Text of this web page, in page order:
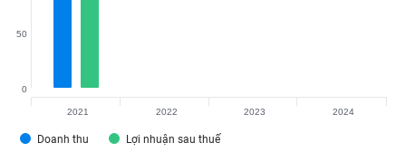
Doanh thu Lợi nhuận sau thuế
0
50
2021 2022 2023 2024
TIỆN